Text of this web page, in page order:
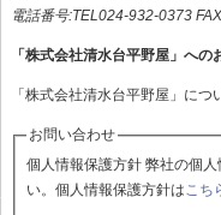
電話番号:TEL024-932-0373
「株式会社清水台平野屋」への
「株式会社清水台平野屋」に
お問い合わせ
個人情報保護方針 弊社の個人情報保護方針に同意される場合はチェックボックスをクリックしてくださ
い。個人情報保護方針はこち